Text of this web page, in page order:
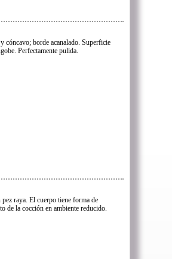
cóncavo; borde acanalado. Superficie
Perfectamente pulida.
raya. El cuerpo tiene forma de
de la cocción en ambiente reducido.